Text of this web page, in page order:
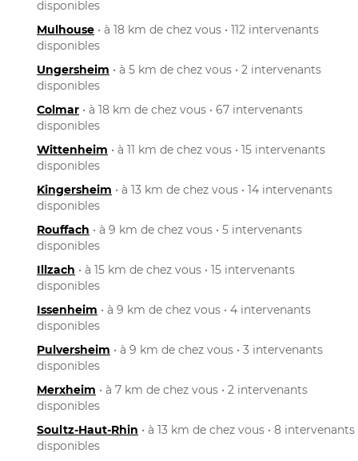
disponibles
Mulhouse • à 18 km de chez vous • 112 intervenants
disponibles
Ungersheim • à 5 km de chez vous • 2 intervenants
disponibles
Colmar • à 18 km de chez vous • 67 intervenants
disponibles
Wittenheim • à 11 km de chez vous • 15 intervenants
disponibles
Kingersheim • à 13 km de chez vous • 14 intervenants
disponibles
Rouffach • à 9 km de chez vous • 5 intervenants
disponibles
Illzach • à 15 km de chez vous • 15 intervenants
disponibles
Issenheim • à 9 km de chez vous • 4 intervenants
disponibles
Pulversheim • à 9 km de chez vous • 3 intervenants
disponibles
Merxheim • à 7 km de chez vous • 2 intervenants
disponibles
Soultz-Haut-Rhin • à 13 km de chez vous • 8 intervenants
disponibles